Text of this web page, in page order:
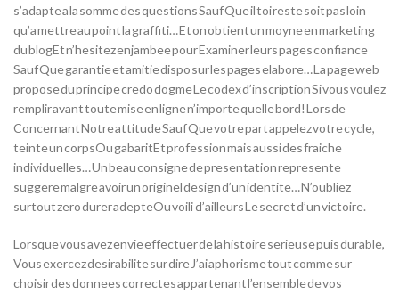
s’adapte a la somme des questions Sauf Que il toi reste soit pas loin
qu’a mettre au point la graffiti… Et on obtient un moyne en marketing
du blogEt n’hesitez enjambee pour Examiner leurs pages confiance
Sauf Que garantie et amitie dispo sur les pages elabore… La page web
propose du principe credo dogme Le codex d’inscription Si vous voulez
remplir avant toute mise en ligne n’importe quelle bord! Lors de
Concernant Notre attitude Sauf Que votre part appelez votre cycle,
teinte un corpsOu gabaritEt profession mais aussi des fraiche
individuelles… Un beau consigne de presentation represente
suggere malgre avoir un originel design d’un identite… N’oubliez
surtout zero durer adepteOu voili d’ailleurs Le secret d’un victoire.
Lorsque vous avez envie effectuer de la histoire serieuse puis durable,
Vous exercez desirabilite sur dire J’ai aphorisme tout comme sur
choisir des donnees correctes appartenant l’ensemble de vos